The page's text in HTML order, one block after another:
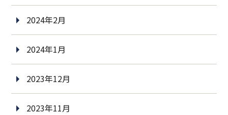
2024年2月
2024年1月
2023年12月
2023年11月